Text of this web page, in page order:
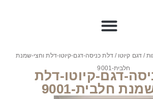
/דגם קיוטו / דלת כניסה-דגם-קיוטו-דלת וחצי-שמנת
חלבית-9001
דגם-קיוטו-דלת
חלבית-9001